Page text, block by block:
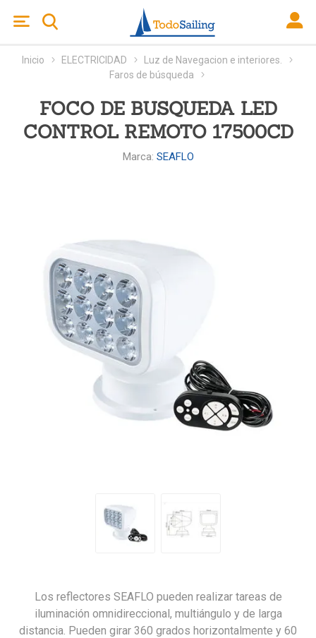
Inicio ELECTRICIDAD
Luz de Navegacion e interiores.
Faros de búsqueda
FOCO DE BUSQUEDA LED
CONTROL REMOTO 17500CD
Marca: SEAFLO
Los reflectores SEAFLO pueden realizar tareas de
iluminación omnidireccional, multiángulo y de larga
distancia. Pueden girar 360 grados horizontalmente y 60